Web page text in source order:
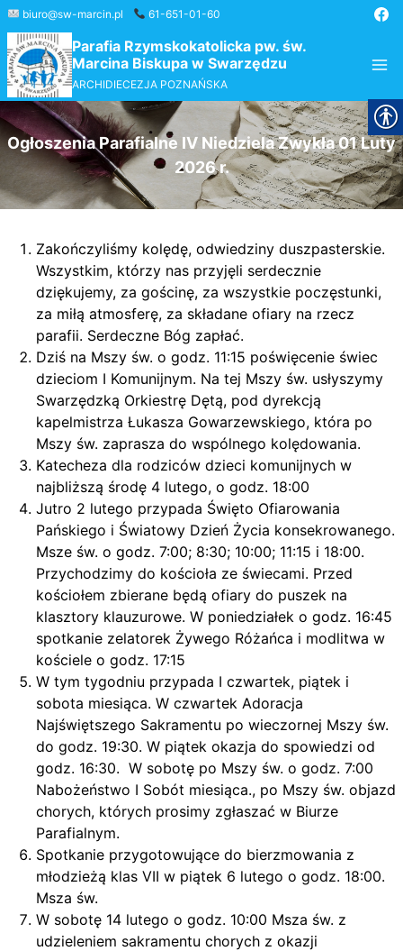
Przejdź
do
treści
biuro@sw-marcin.pl 61-651-01-60
Parafia Rzymskokatolicka pw. św.
Marcina Biskupa w Swarzędzu
ARCHIDIECEZJA POZNAŃSKA
Ogłoszenia Parafialne IV Niedziela Zwykła 01 Luty
2026 r.
Zakończyliśmy kolędę, odwiedziny duszpasterskie.
Wszystkim, którzy nas przyjęli serdecznie
dziękujemy, za gościnę, za wszystkie poczęstunki,
za miłą atmosferę, za składane ofiary na rzecz
parafii. Serdeczne Bóg zapłać.
Dziś na Mszy św. o godz. 11:15 poświęcenie świec
dzieciom I Komunijnym. Na tej Mszy św. usłyszymy
Swarzędzką Orkiestrę Dętą, pod dyrekcją
kapelmistrza Łukasza Gowarzewskiego, która po
Mszy św. zaprasza do wspólnego kolędowania.
Katecheza dla rodziców dzieci komunijnych w
najbliższą środę 4 lutego, o godz. 18:00
Jutro 2 lutego przypada Święto Ofiarowania
Pańskiego i Światowy Dzień Życia konsekrowanego.
Msze św. o godz. 7:00; 8:30; 10:00; 11:15 i 18:00.
Przychodzimy do kościoła ze świecami. Przed
kościołem zbierane będą ofiary do puszek na
klasztory klauzurowe. W poniedziałek o godz. 16:45
spotkanie zelatorek Żywego Różańca i modlitwa w
kościele o godz. 17:15
W tym tygodniu przypada I czwartek, piątek i
sobota miesiąca. W czwartek Adoracja
Najświętszego Sakramentu po wieczornej Mszy św.
do godz. 19:30. W piątek okazja do spowiedzi od
godz. 16:30. W sobotę po Mszy św. o godz. 7:00
Nabożeństwo I Sobót miesiąca., po Mszy św. objazd
chorych, których prosimy zgłaszać w Biurze
Parafialnym.
Spotkanie przygotowujące do bierzmowania z
młodzieżą klas VII w piątek 6 lutego o godz. 18:00.
Msza św.
W sobotę 14 lutego o godz. 10:00 Msza św. z
udzieleniem sakramentu chorych z okazji